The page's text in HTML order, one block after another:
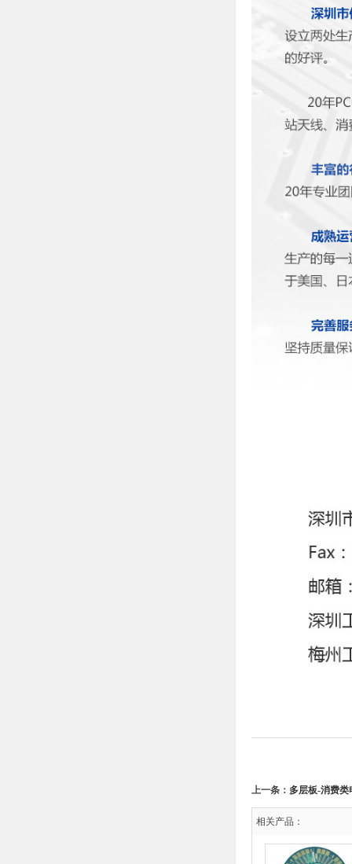
上一条： 多层板-消费类
相关产品：